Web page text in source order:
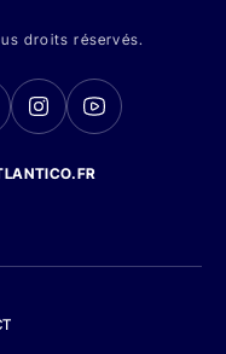
droits réservés.